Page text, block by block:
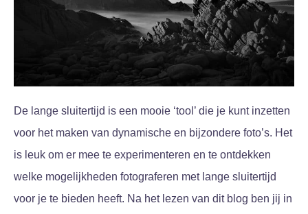
De lange sluitertijd is een mooie ‘tool’ die je kunt inzetten
voor het maken van dynamische en bijzondere foto’s. Het
is leuk om er mee te experimenteren en te ontdekken
welke mogelijkheden fotograferen met lange sluitertijd
voor je te bieden heeft. Na het lezen van dit blog ben jij in